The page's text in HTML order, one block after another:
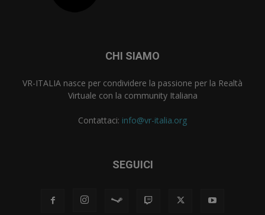
CHI SIAMO
VR-ITALIA nasce per condividere la passione per la Realtà
Virtuale con la community Italiana
Contattaci: info@vr-italia.org
SEGUICI